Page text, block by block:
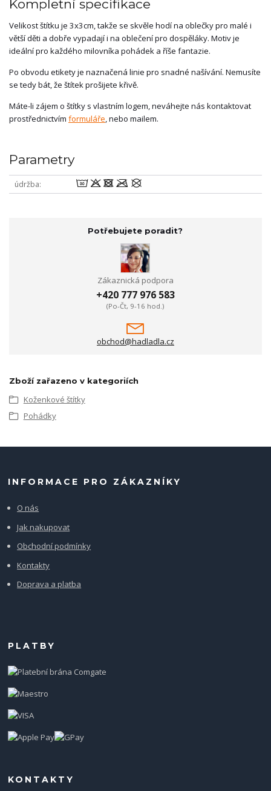
Kompletní specifikace
Velikost štítku je 3x3cm, takže se skvěle hodí na oblečky pro malé i
větší děti a dobře vypadají i na oblečení pro dospěláky. Motiv je
ideální pro každého milovníka pohádek a říše fantazie.
Po obvodu etikety je naznačená linie pro snadné našívání. Nemusíte
se tedy bát, že štítek prošijete křivě.
Máte-li zájem o štítky s vlastním logem, neváhejte nás kontaktovat
prostřednictvím formuláře, nebo mailem.
Parametry
údržba wodmU
Potřebujete poradit?
Zákaznická podpora
+420 777 976 583
(Po-Čt, 9-16 hod.)
obchod@hadladla.cz
Zboží zařazeno v kategoriích
Koženkové štítky
Pohádky
INFORMACE PRO ZÁKAZNÍKY
O nás
Jak nakupovat
Obchodní podmínky
Kontakty
Doprava a platba
PLATBY
KONTAKTY